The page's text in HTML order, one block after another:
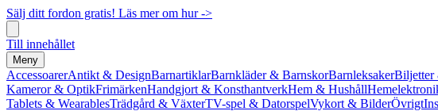
Sälj ditt fordon gratis! Läs mer om hur ->
Till innehållet
Meny
AccessoarerAntikt & DesignBarnartiklarBarnkläder & BarnskorBarnleksakerBiljetter
Kameror & OptikFrimärkenHandgjort & KonsthantverkHem & Hushåll
Tablets & WearablesTrädgård & VäxterTV-spel & DatorspelVykort & BilderÖvrigt